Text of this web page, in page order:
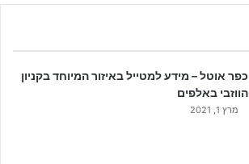
כפר אוטל – מידע למטייל באיזור המיוחד בקניון
הווזבי באלפים
מרץ 1, 2021